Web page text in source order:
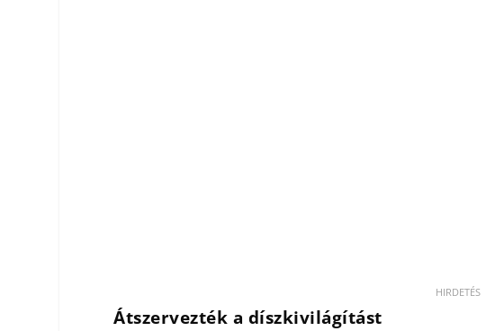
Átszervezték a díszkivilágítást